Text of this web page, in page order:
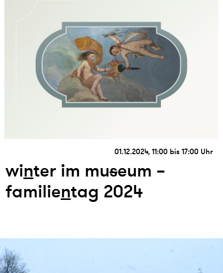
01.12.2024, 11:00 bis 17:00 Uhr
winter im museum –
familientag 2024